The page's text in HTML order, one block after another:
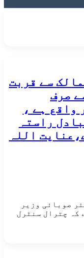
سے قربت
صرف
واقع ہے ،
راستہ
اللہ
صوبائی وزیر
کہ چترال سنٹرل